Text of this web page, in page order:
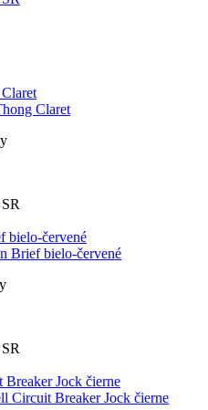
Claret
Brief bielo-červené
Circuit Breaker Jock čierne